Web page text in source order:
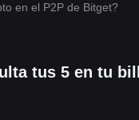
en el P2P de Bitget?
tus 5 en tu